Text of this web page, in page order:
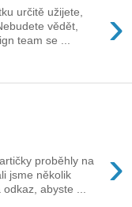
›
určitě užijete,
vědět,
team se ...
›
proběhly na
jsme několik
abyste ...